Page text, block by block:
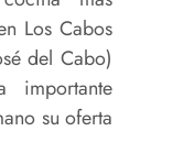
Los Cabos
del Cabo)
importante
su oferta